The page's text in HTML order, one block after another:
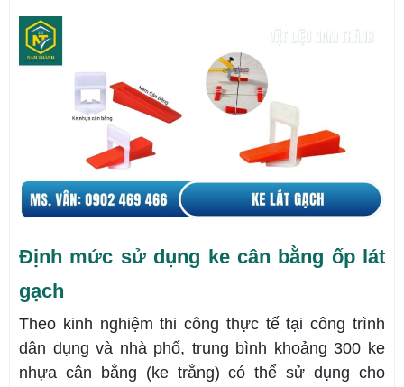
Định mức sử dụng ke cân bằng ốp lát
gạch
Theo kinh nghiệm thi công thực tế tại công trình
dân dụng và nhà phố, trung bình khoảng 300 ke
nhựa cân bằng (ke trắng) có thể sử dụng cho